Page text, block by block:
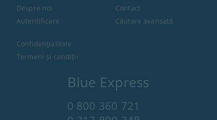
Blue Express
0 800 360 721
Despre noi
Autentificare
Contact
Căutare avansată
Confidenţialitate
Termeni şi condiţii